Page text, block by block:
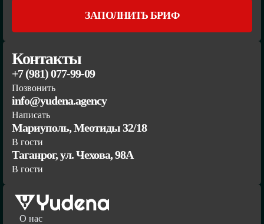
ЗАПОЛНИТЬ БРИФ
Контакты
+7 (981) 077-99-09
Позвонить
info@yudena.agency
Написать
Мариуполь, Меотиды 32/18
В гости
Таганрог, ул. Чехова, 98А
В гости
О нас